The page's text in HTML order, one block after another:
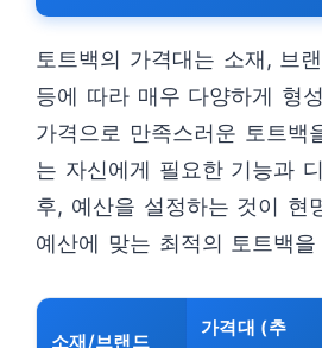
토트백의 가격대는 소재, 브
등에 따라 매우 다양하게 형
가격으로 만족스러운 토트백
는 자신에게 필요한 기능과
후, 예산을 설정하는 것이 현
예산에 맞는 최적의 토트백
소재/브랜드
가격대 (추